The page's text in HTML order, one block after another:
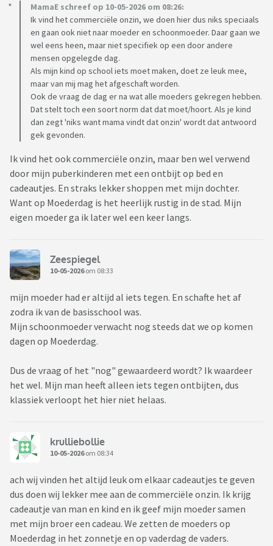
MamaE schreef op 10-05-2026 om 08:26:
Ik vind het commerciële onzin, we doen hier dus niks speciaals
en gaan ook niet naar moeder en schoonmoeder. Daar gaan we
wel eens heen, maar niet specifiek op een door andere
mensen opgelegde dag.
Als mijn kind op school iets moet maken, doet ze leuk mee,
maar van mij mag het afgeschaft worden.
Ook de vraag de dag er na wat alle moeders gekregen hebben.
Dat stelt toch een soort norm dat dat moet/hoort. Als je kind
dan zegt 'niks want mama vindt dat onzin' wordt dat antwoord
gek gevonden.
Ik vind het ook commerciële onzin, maar ben wel verwend
door mijn puberkinderen met een ontbijt op bed en
cadeautjes. En straks lekker shoppen met mijn dochter.
Want op Moederdag is het heerlijk rustig in de stad. Mijn
eigen moeder ga ik later wel een keer langs.
Zeespiegel
10-05-2026om 08:33
mijn moeder had er altijd al iets tegen. En schafte het af
zodra ik van de basisschool was.
Mijn schoonmoeder verwacht nog steeds dat we op komen
dagen op Moederdag.
Dus de vraag of het "nog" gewaardeerd wordt? Ik waardeer
het wel. Mijn man heeft alleen iets tegen ontbijten, dus
klassiek verloopt het hier niet helaas.
krulliebollie
10-05-2026om 08:34
ach wij vinden het altijd leuk om elkaar cadeautjes te geven
dus doen wij lekker mee aan de commerciële onzin. Ik krijg
cadeautje van man en kind en ik geef mijn moeder samen
met mijn broer een cadeau. We zetten de moeders op
Moederdag in het zonnetje en op vaderdag de vaders.